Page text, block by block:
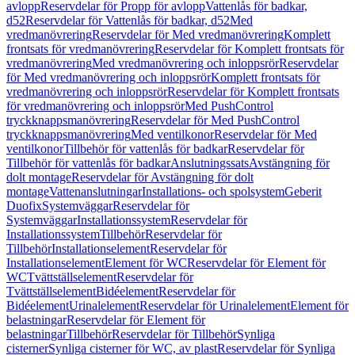
avloppReservdelar för Propp för avloppVattenlås för badkar,
d52Reservdelar för Vattenlås för badkar, d52Med
vredmanövreringReservdelar för Med vredmanövreringKomplett
frontsats för vredmanövreringReservdelar för Komplett frontsats för
vredmanövreringMed vredmanövrering och inloppsrörReservdelar
för Med vredmanövrering och inloppsrörKomplett frontsats för
vredmanövrering och inloppsrörReservdelar för Komplett frontsats
för vredmanövrering och inloppsrörMed PushControl
tryckknappsmanövreringReservdelar för Med PushControl
tryckknappsmanövreringMed ventilkonorReservdelar för Med
ventilkonorTillbehör för vattenlås för badkarReservdelar för
Tillbehör för vattenlås för badkarAnslutningssatsAvstängning för
dolt montageReservdelar för Avstängning för dolt
montageVattenanslutningarInstallations- och spolsystemGeberit
DuofixSystemväggarReservdelar för
SystemväggarInstallationssystemReservdelar för
InstallationssystemTillbehörReservdelar för
TillbehörInstallationselementReservdelar för
InstallationselementElement för WCReservdelar för Element för
WCTvättställselementReservdelar för
TvättställselementBidéelementReservdelar för
BidéelementUrinalelementReservdelar för UrinalelementElement för
belastningarReservdelar för Element för
belastningarTillbehörReservdelar för TillbehörSynliga
cisternerSynliga cisterner för WC, av plastReservdelar för Synliga